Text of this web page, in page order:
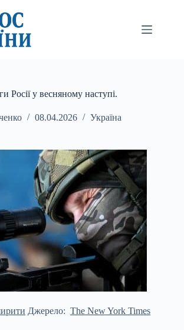
Росії у весняному наступі.
08.04.2026 Україна
Джерело: The New York Times